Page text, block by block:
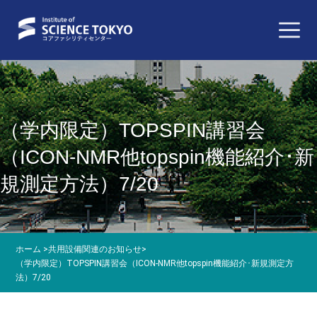
ホーム >共用設備関連のお知らせ>
（学内限定）TOPSPIN講習会（ICON-NMR他topspin機能紹介･新規測定方
法）7/20
（学内限定）TOPSPIN講習会
（ICON-NMR他topspin機能紹介･新
規測定方法）7/20